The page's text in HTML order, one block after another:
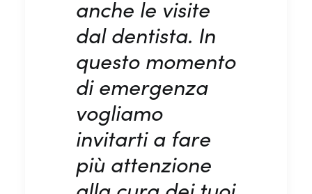
anche le visite
dal dentista. In
questo momento
di emergenza
vogliamo
invitarti a fare
più attenzione